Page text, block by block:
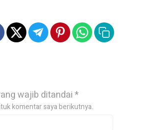
wajib ditandai*
komentar saya berikutnya.